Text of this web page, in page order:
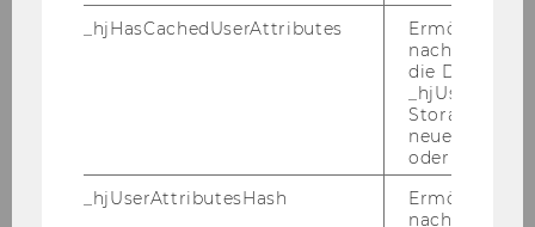
Matura (HAK-Matura erwünscht)
Ge­wünsch­te Kennt­nis­se und Qua­li­fi­ka­tio­nen:
ausgezeichnete EDV-Kenntnisse, einschlägige
Einfühlungsvermögen in die Organisation
_hjHasCachedUserAttributes
Ermöglicht
die Daten in
Storage auf
neuesten
oder nicht.
_hjUserAttributesHash
Ermöglicht